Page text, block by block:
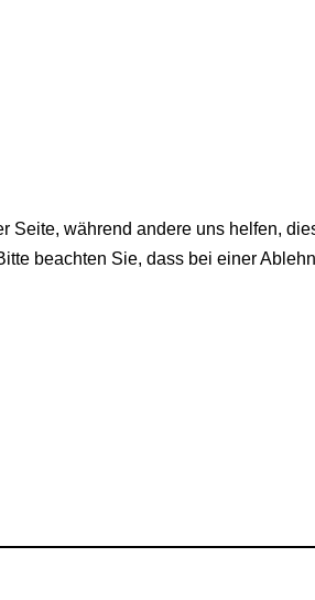
während andere uns helfen,
beachten Sie, dass bei einer